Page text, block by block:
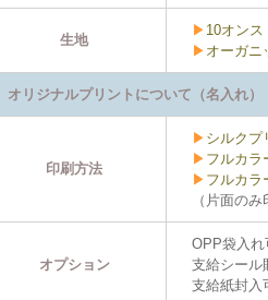
生地
▶ 10オンス
▶ オーガニ
オリジナルプリントについて（名入れ）
印刷方法
▶ シルクプ
▶ フルカラ
▶ フルカラ
（片面のみ
オプション
OPP袋入れ
支給シール
支給紙封入